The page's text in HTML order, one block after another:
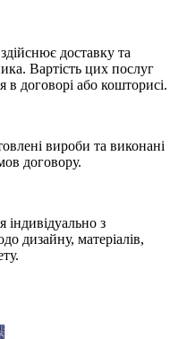
доставку та
Вартість цих послуг
в договорі або кошторисі.
вироби та виконані
договору.
індивідуально з
дизайну, матеріалів,